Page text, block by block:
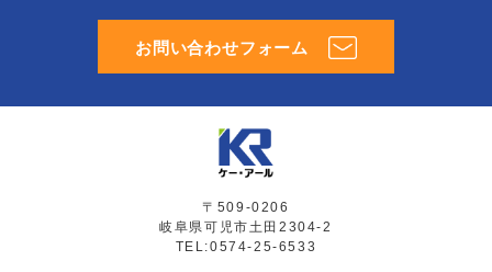
お問い合わせフォーム
〒509-0206
岐阜県可児市土田2304-2
TEL:0574-25-6533